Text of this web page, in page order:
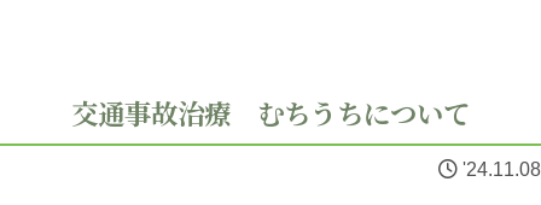
交通事故治療 むちうちについて
'24.11.08